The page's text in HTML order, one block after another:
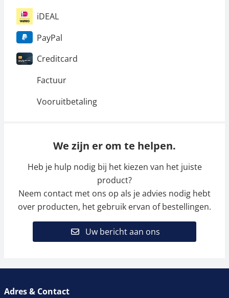
iDEAL
PayPal
Creditcard
Factuur
Vooruitbetaling
We zijn er om te helpen.
Heb je hulp nodig bij het kiezen van het juiste
product?
Neem contact met ons op als je advies nodig hebt
over producten, het gebruik ervan of bestellingen.
Uw bericht aan ons
Adres & Contact